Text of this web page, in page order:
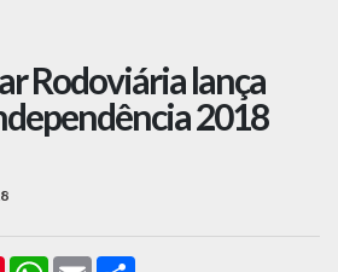
Rodoviária lança
2018
PinterestWhatsApp
Email